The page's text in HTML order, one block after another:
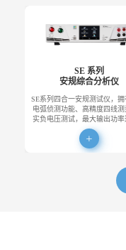
SE 系列
安规综合分析仪
SE系列四合一安规测试仪，拥
电弧侦测功能、高精度四线测
实负电压测试，最大输出功率